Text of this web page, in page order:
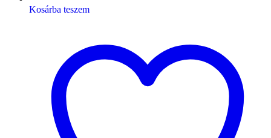
Kosárba teszem